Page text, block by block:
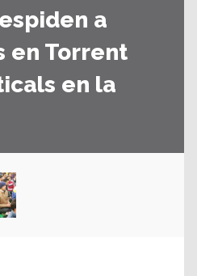
a
en Torrent
en la